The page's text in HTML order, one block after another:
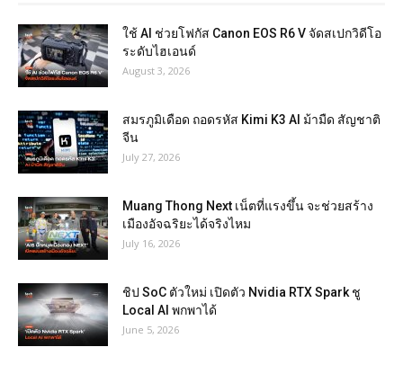
ใช้ AI ช่วยโฟกัส Canon EOS R6 V จัดสเปกวิดีโอ
ระดับไฮเอนด์
August 3, 2026
สมรภูมิเดือด ถอดรหัส Kimi K3 AI ม้ามืด สัญชาติ
จีน
July 27, 2026
Muang Thong Next เน็ตที่แรงขึ้น จะช่วยสร้าง
เมืองอัจฉริยะได้จริงไหม
July 16, 2026
ชิป SoC ตัวใหม่ เปิดตัว Nvidia RTX Spark ชู
Local AI พกพาได้
June 5, 2026